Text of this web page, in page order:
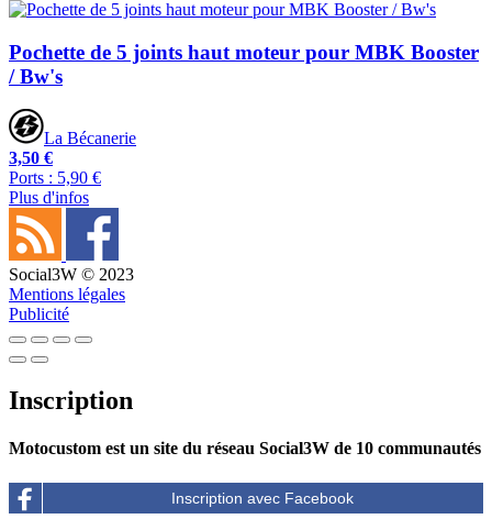
Pochette de 5 joints haut moteur pour MBK Booster
/ Bw's
La Bécanerie
3,50 €
Ports : 5,90 €
Plus d'infos
Social3W © 2023
Mentions légales
Publicité
Inscription
Motocustom est un site du réseau Social3W de 10 communautés